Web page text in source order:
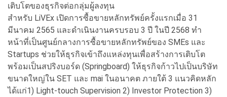
เติบโตของธุรกิจต่อกลุ่มผู้ลงทุน
สำหรับ LiVEx เปิดการซื้อขายหลักทรัพย์ครั้งแรกเมื่อ 31
มีนาคม 2565 และดำเนินงานครบรอบ 3 ปี ในปี 2568 ทำ
หน้าที่เป็นศูนย์กลางการซื้อขายหลักทรัพย์ของ SMEs และ
Startups ช่วยให้ธุรกิจเข้าถึงแหล่งทุนเพื่อสร้างการเติบโต
พร้อมเป็นสปริงบอร์ด (Springboard) ให้ธุรกิจก้าวไปเป็นบริษัท
ขนาดใหญ่ใน SET และ mai ในอนาคต ภายใต้ 3 แนวคิดหลัก
ได้แก่1) Light-touch Supervision 2) Investor Protection 3)